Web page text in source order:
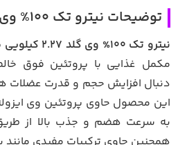
توضیحات نیترو تک 100% وی گلد ماسل تک
نیترو تک 100% وی گلد 2.27 کیلویی ماسل تک
مکمل غذایی با پروتئین فوق
دنبال افزایش حجم و قدرت
این محصول حاوی پروتئین وی
به سرعت هضم و جذب بالا از